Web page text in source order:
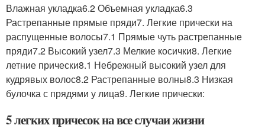
Влажная укладка6.2 Объемная укладка6.3
Растрепанные прямые пряди7. Легкие прически на
распущенные волосы7.1 Прямые чуть растрепанные
пряди7.2 Высокий узел7.3 Мелкие косички8. Легкие
летние прически8.1 Небрежный высокий узел для
кудрявых волос8.2 Растрепанные волны8.3 Низкая
булочка с прядями у лица9. Легкие прически:
5 легких причесок на все случаи жизни